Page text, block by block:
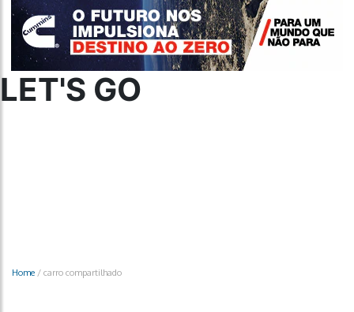
LET'S GO
Home / carro compartilhado